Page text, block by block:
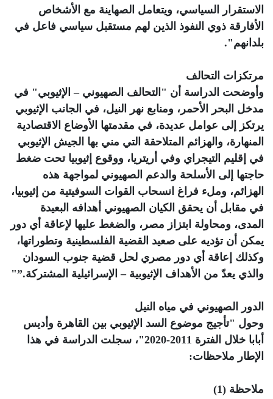
الاستقرار السياسي، ويتعامل الصهاينة مع الأشخاص
الأفارقة ذوي النفوذ الذين لهم مستقبل سياسي فاعل في
بلدانهم".
مرتكزات التحالف
وأوضحت الدراسة أن "التحالف الصهيوني – الإثيوبي" في
مدخل البحر الأحمر، ومنابع نهر النيل، في الجانب الإثيوبي
يرتكز إلى عوامل عديدة، في مقدمتها الأوضاع الاقتصادية
المنهارة، والهزائم المتلاحقة التي مني بها الجيش الإثيوبي
في إقليم التيجراي وفي أريتريا، ووقوع إثيوبيا تحت ضغط
حاجتها إلى الأسلحة والدعم الصهيوني لمواجهة هذه
الهزائم، وملء فراغ انسحاب القوات السوفيتية من إثيوبيا،
في مقابل أن يحقق الكيان الصهيوني أهدافه البعيدة
المدى، ومحاولة ابتزاز مصر، والضغط عليها لإعاقة أي دور
يمكن أن تؤديه على صعيد القضية الفلسطينية وتطوراتها،
وكذلك إعاقة أي دور مصري لحل قضية جنوب السودان
والذي يعدّ من الأهداف الإثيوبية – الإسرائيلية المشتركة.”"
الدور الصهيوني في مياه النيل
وحول "تأجيج موضوع السد الإثيوبي بين القاهرة وأديس
أبابا خلال الفترة 2011-2020"، سجلت الدراسة في هذا
الإطار ملاحظات:
ملاحظة (1)